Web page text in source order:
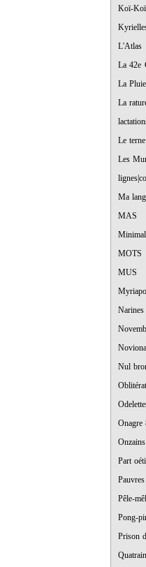
Koï-Koï
L'Atlas
La 42e
La
La
Le
Les
Ma
MAS
MOTS
MUS
Narines
Nul
Onagre
Part
Pêle-
Pong-
Prison